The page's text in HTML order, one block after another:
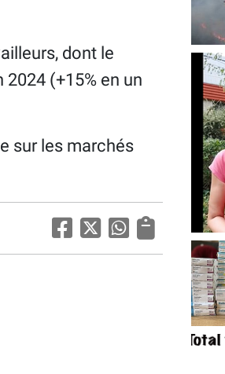
dont le
(+15% en un
sur les marchés